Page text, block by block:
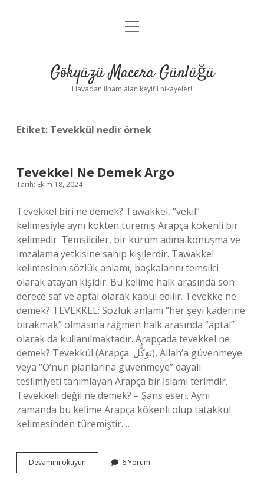
Anasayfa
Yasal Uyarı
menüyü
Gökyüzü Macera Günlüğü
Havadan ilham alan keyifli hikayeler!
Etiket: Tevekkül nedir örnek
Tevekkel Ne Demek Argo
Tarih: Ekim 18, 2024
Tevekkel biri ne demek? Tawakkel, “vekil”
kelimesiyle aynı kökten türemiş Arapça kökenli bir
kelimedir. Temsilciler, bir kurum adına konuşma ve
imzalama yetkisine sahip kişilerdir. Tawakkel
kelimesinin sözlük anlamı, başkalarını temsilci
olarak atayan kişidir. Bu kelime halk arasında son
derece saf ve aptal olarak kabul edilir. Tevekke ne
demek? TEVEKKEL: Sözlük anlamı “her şeyi kaderine
bırakmak” olmasına rağmen halk arasında “aptal”
olarak da kullanılmaktadır. Arapçada tevekkel ne
demek? Tevekkül (Arapça: تَوَكُّل), Allah’a güvenmeye
veya “O’nun planlarına güvenmeye” dayalı
teslimiyeti tanımlayan Arapça bir İslami terimdir.
Tevekkeli değil ne demek? – Şans eseri. Aynı
zamanda bu kelime Arapça kökenli olup tatakkul
kelimesinden türemiştir.…
Devamını okuyun Tevekkel
Ne
6 Yorum